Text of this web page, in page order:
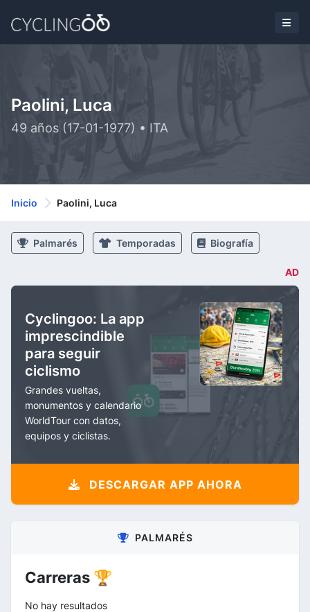
Paolini, Luca
49 años (17-01-1977) • ITA
Inicio Paolini, Luca
Palmarés Temporadas Biografía
AD
Cyclingoo: La app
imprescindible
para seguir
ciclismo
Grandes vueltas,
monumentos y calendario
WorldTour con datos,
equipos y ciclistas.
DESCARGAR APP AHORA
PALMARÉS
Carreras 🏆
No hay resultados